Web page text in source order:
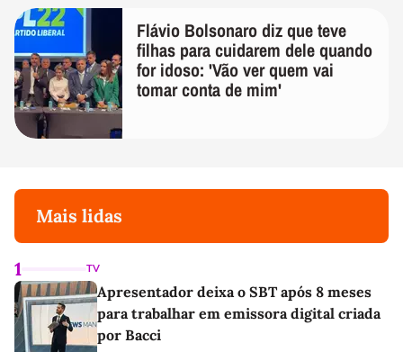
Flávio Bolsonaro diz que teve
filhas para cuidarem dele quando
for idoso: 'Vão ver quem vai
tomar conta de mim'
Mais lidas
1 TV
Apresentador deixa o SBT após 8 meses
para trabalhar em emissora digital criada
por Bacci